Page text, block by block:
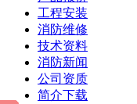
工程安装
消防维修
技术资料
消防新闻
公司资质
简介下载